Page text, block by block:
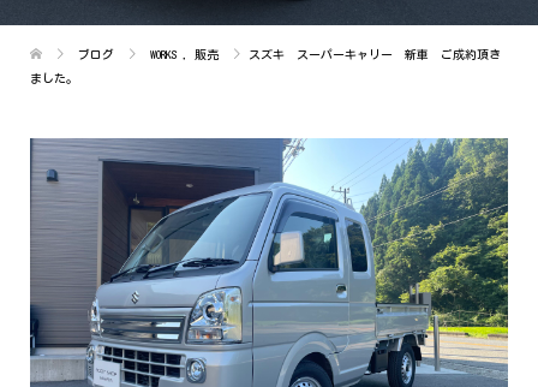
ブログ WORKS 販売 スズキ スーパーキャリー 新車 ご成約頂き
ました。